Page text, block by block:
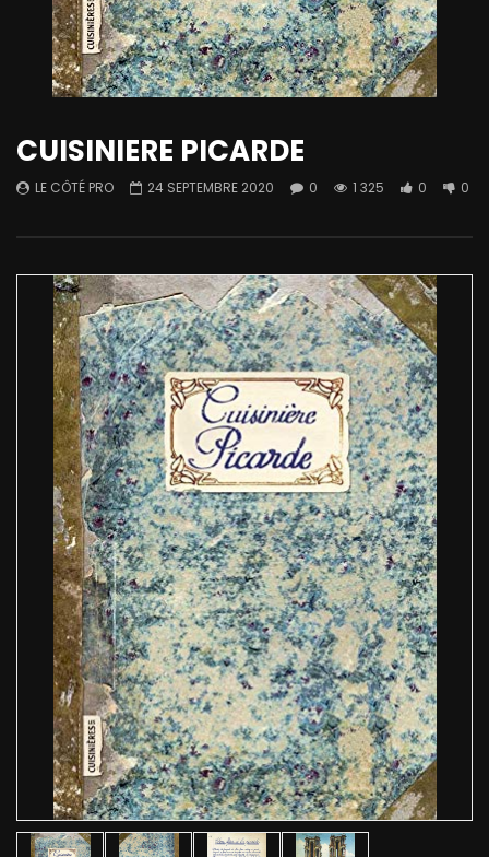
CUISINIERE PICARDE
LE CÔTÉ PRO 24 SEPTEMBRE 2020 0 1 325 0 0